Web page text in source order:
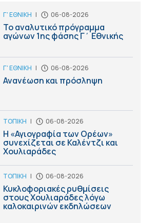
Γ' ΕΘΝΙΚΗ | 06-08-2026
Το αναλυτικό πρόγραμμα
αγώνων 1ης φάσης Γ΄ Εθνικής
Γ' ΕΘΝΙΚΗ | 06-08-2026
Ανανέωση και πρόσληψη
ΤΟΠΙΚΗ | 06-08-2026
Η «Αγιογραφία των Ορέων»
συνεχίζεται σε Καλέντζι και
Χουλιαράδες
ΤΟΠΙΚΗ | 06-08-2026
Κυκλοφοριακές ρυθμίσεις
στους Χουλιαράδες λόγω
καλοκαιρινών εκδηλώσεων